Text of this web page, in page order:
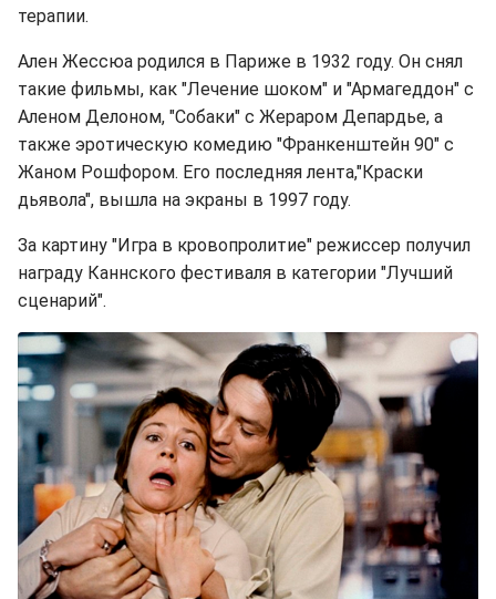
терапии.
Ален Жессюа родился в Париже в 1932 году. Он снял
такие фильмы, как "Лечение шоком" и "Армагеддон" с
Аленом Делоном, "Собаки" с Жераром Депардье, а
также эротическую комедию "Франкенштейн 90" с
Жаном Рошфором. Его последняя лента,"Краски
дьявола", вышла на экраны в 1997 году.
За картину "Игра в кровопролитие" режиссер получил
награду Каннского фестиваля в категории "Лучший
сценарий".